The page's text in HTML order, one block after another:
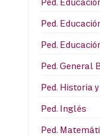
Ped.
Ped.
Ped.
Ped. General
Ped. Historia
Ped. Inglés
Ped.